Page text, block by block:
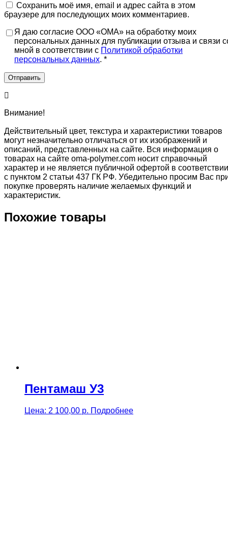
Сохранить моё имя, email и адрес сайта в этом
браузере для последующих моих комментариев.
Я даю согласие ООО «ОМА» на обработку моих
персональных данных для публикации отзыва и связи
мной в соответствии с Политикой обработки
персональных данных. *
Внимание!
Действительный цвет, текстура и характеристики товаров
могут незначительно отличаться от их изображений и
описаний, представленных на сайте. Вся информация о
товарах на сайте oma-polymer.com носит справочный
характер и не является публичной офертой в соответствии
с пунктом 2 статьи 437 ГК РФ. Убедительно просим Вас
покупке проверять наличие желаемых функций и
характеристик.
Похожие товары
Пентамаш У3
Цена: 2 100,00 р. Подробнее